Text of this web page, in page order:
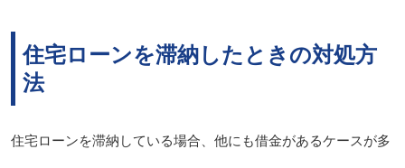
住宅ローンを滞納したときの対処方
法
住宅ローンを滞納している場合、他にも借金があるケースが多